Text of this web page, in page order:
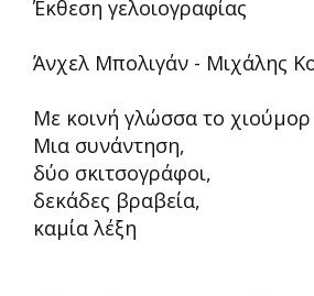
Έκθεση γελοιογραφίας
Άνχελ Μπολιγάν - Μιχάλης
Με κοινή γλώσσα το χιούμορ
Μια συνάντηση,
δύο σκιτσογράφοι,
δεκάδες βραβεία,
καμία λέξη